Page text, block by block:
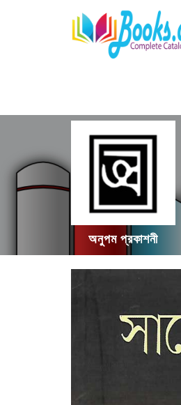
অনুপম প্রকাশনী